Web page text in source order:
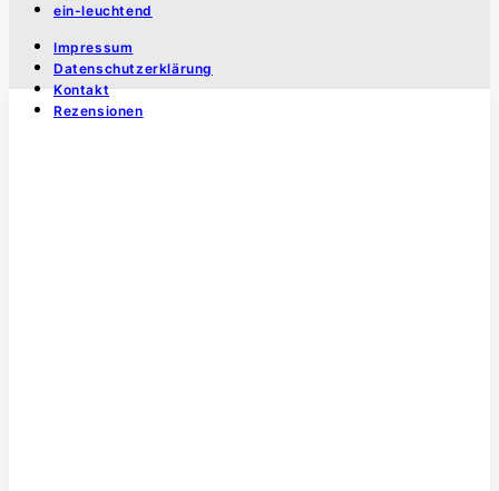
ein-leuchtend
Impressum
Datenschutzerklärung
Kontakt
Rezensionen